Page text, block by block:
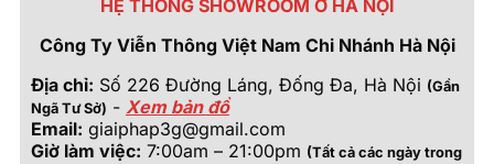
HỆ THỐNG SHOWROOM Ở HÀ NỘI
Công Ty Viễn Thông Việt Nam Chi Nhánh Hà Nội
Địa chỉ: Số 226 Đường Láng, Đống Đa, Hà Nội (Gần
Ngã Tư Sở) - Xem bản đồ
Email: giaiphap3g@gmail.com
Giờ làm việc: 7:00am – 21:00pm (Tất cả các ngày trong